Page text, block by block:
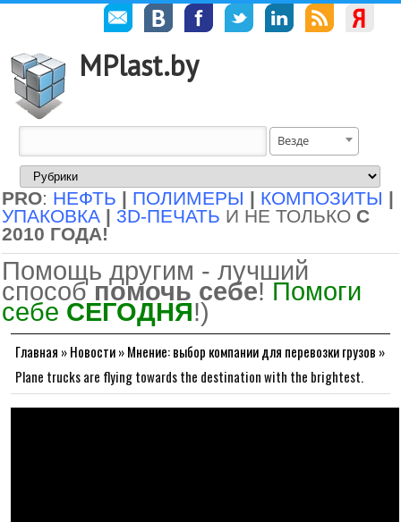
MPlast.by
Везде
PRO: НЕФТЬ | ПОЛИМЕРЫ | КОМПОЗИТЫ |
УПАКОВКА | 3D-ПЕЧАТЬ И НЕ ТОЛЬКО С
2010 ГОДА!
Помощь другим - лучший
способ помочь себе! Помоги
себе СЕГОДНЯ!)
Главная »Новости»Мнение: выбор компании для перевозки грузов »
Plane trucks are flying towards the destination with the brightest.